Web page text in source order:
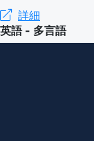
詳細
英語 - 多言語